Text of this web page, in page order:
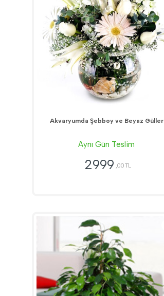
Akvaryumda Şebboy ve Beyaz Güller
Aynı Gün Teslim
2999 ,00 TL